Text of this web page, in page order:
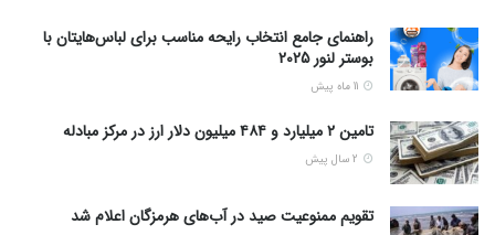
راهنمای جامع انتخاب رایحه مناسب برای لباس‌هایتان با
بوستر لنور 2025
تامین ۲ میلیارد و ۴۸۴ میلیون دلار ارز در مرکز مبادله
تقویم ممنوعیت صید در آب‌های هرمزگان اعلام شد